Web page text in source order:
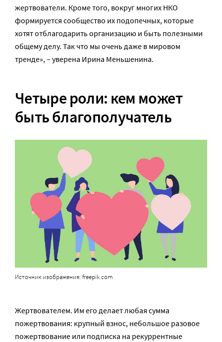
жертвователи. Кроме того, вокруг многих НКО
формируется сообщество их подопечных, которые
хотят отблагодарить организацию и быть полезными
общему делу. Так что мы очень даже в мировом
тренде», – уверена Ирина Меньшенина.
Четыре роли: кем может
быть благополучатель
Источник изображения: freepik.com
Жертвователем. Им его делает любая сумма
пожертвования: крупный взнос, небольшое разовое
пожертвование или подписка на рекуррентные